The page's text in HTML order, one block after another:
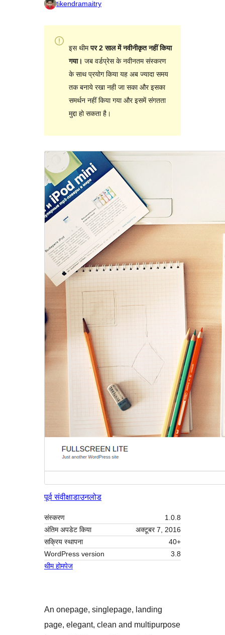
tikendramaitry
इस थीमपर 2 साल में नवीनीकृत नहीं किया
गया। जब वर्डप्रेस के नवीनतम संस्करण
के साथ प्रयोग किया यह अब ज्यादा समय
तक बनाये रखा नही जा सका और इसका
समर्थन नहीं किया गया और इसमें संगतता
मुद्दा हो सकता है।
पूर्व संवीक्षाडाउनलोड
संस्करण
1.0.8
अंतिम अपडेट किया
अक्टूबर 7, 2016
सक्रिय स्थापना
40+
WordPress version
3.8
थीम होमपेज
An onepage, singlepage, landing
page, elegant, clean and multipurpose